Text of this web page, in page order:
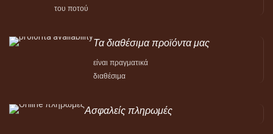
του ποτού
Τα διαθέσιμα προϊόντα μας
είναι πραγματικά
διαθέσιμα
Ασφαλείς πληρωμές